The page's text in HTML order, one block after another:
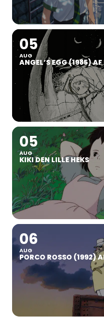
05
AUG
ANGEL’S EGG (1985)
05
AUG
KIKI DEN LILLE HEKS
06
AUG
PORCO ROSSO (1992)